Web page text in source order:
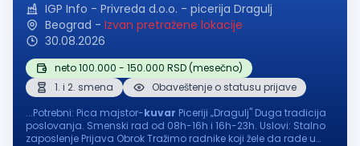
IGP Info - Privreda d.o.o. - picerija Dragulj
Beograd - Izvan pretražene lokacije
30.08.2026
neto 100.000 - 150.000 RSD (mesečno)
1. i 2. smena
Obaveštenje o statusu prijave
...Potrebni: Pica majstor-kuvar Piceriji „Dragulj" Duga tradicija
poslovanja. Smenski rad od 08h-16h i 16h-23h. Uslovi: Stalno
zaposlenje Prijava Obrok Tražimo radnike koji žele da rade u